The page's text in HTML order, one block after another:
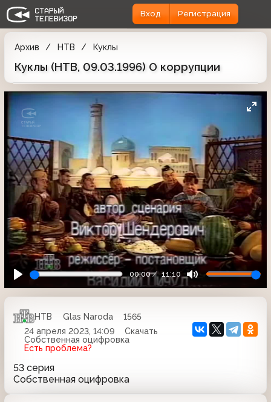
Вход Регистрация
Архив НТВ Куклы
Куклы (НТВ, 09.03.1996) О коррупции
00:00 11:10
НТВ Glas Naroda
1565
24 апреля 2023, 14:09
Скачать
Собственная оцифровка
Есть проблема?
53 серия
Собственная оцифровка